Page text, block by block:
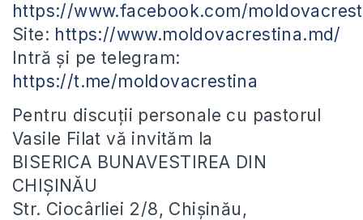
https://www.facebook.com/
Site: https://www.moldovacrestina.md/
Intră și pe telegram:
https://t.me/moldovacrestina
Pentru discuții personale cu pastorul
Vasile Filat vă invităm la
BISERICA BUNAVESTIREA DIN
CHIȘINĂU
Str. Ciocârliei 2/8, Chișinău,